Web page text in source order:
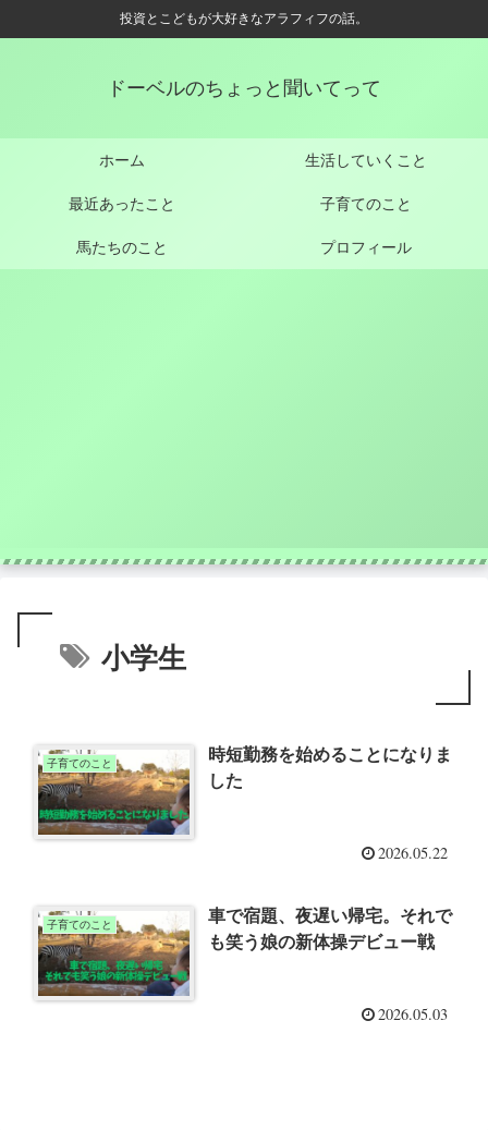
投資とこどもが大好きなアラフィフの話。
ドーベルのちょっと聞いてって
ホーム 生活していくこと
最近あったこと 子育てのこと
馬たちのこと プロフィール
小学生
子育てのこと
時短勤務を始めることになりま
した
2026.05.22
子育てのこと
車で宿題、夜遅い帰宅。それで
も笑う娘の新体操デビュー戦
2026.05.03